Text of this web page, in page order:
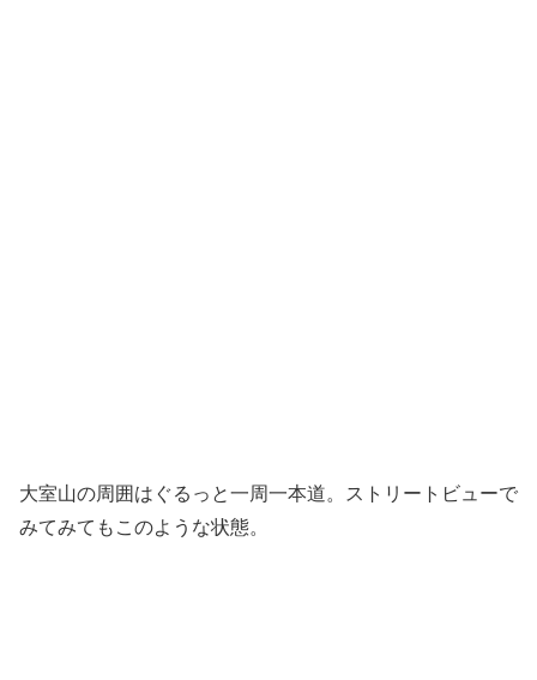
大室山の周囲はぐるっと一周一本道。ストリートビューで
みてみてもこのような状態。